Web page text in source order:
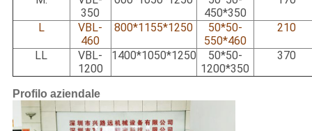
350
450*350
L
VBL-
460
800*1155*1250
50*50-
550*460
210
LL
VBL-
1200
1400*1050*1250
50*50-
1200*350
370
Profilo aziendale